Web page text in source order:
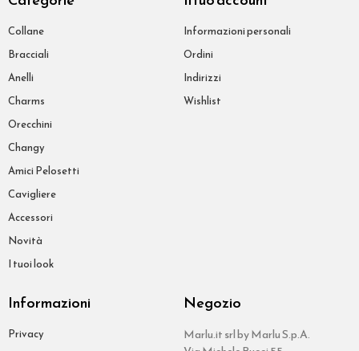
Collane
Bracciali
Anelli
Charms
Orecchini
Changy
Amici Pelosetti
Cavigliere
Accessori
Novità
I tuoi look
Informazioni personali
Ordini
Indirizzi
Wishlist
Informazioni
Privacy
Negozio
Marlu.it srl by Marlu S.p.A.